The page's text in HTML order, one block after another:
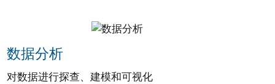
数据分析
对数据进行探查、建模和可视化